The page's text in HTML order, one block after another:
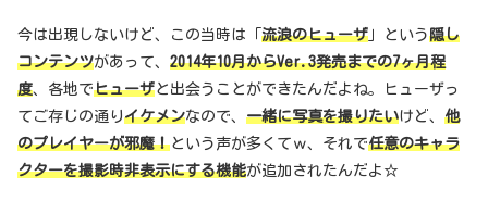
今は出現しないけど、この当時は「 流浪のヒューザ 」という隠し
コンテンツがあって、 2014年10月からVer.3発売までの7ヶ月程
度、各地でヒューザと出会うことができたんだよね。ヒューザっ
てご存じの通りイケメンなので、 一緒に写真を撮りたいけど、 他
のプレイヤーが邪魔！という声が多くてｗ、それで任意のキャラ
クターを撮影時非表示にする機能が追加されたんだよ☆